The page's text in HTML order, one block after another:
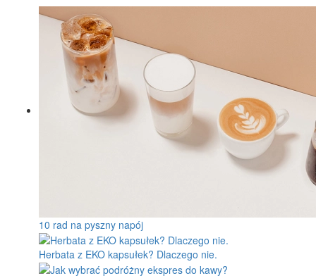
10 rad na pyszny napój
Herbata z EKO kapsułek? Dlaczego nie.